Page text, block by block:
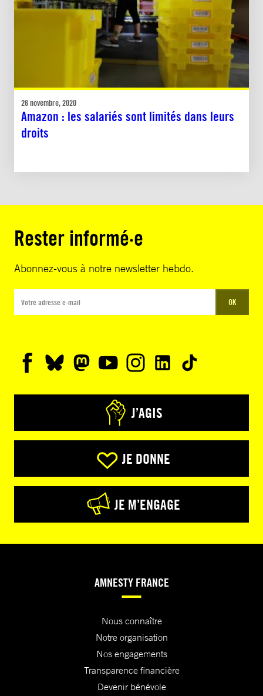
26 novembre, 2020
Amazon : les salariés sont limités dans leurs
droits
Rester informé·e
Abonnez-vous à notre newsletter hebdo.
OK
J’AGIS
JE DONNE
JE M’ENGAGE
AMNESTY FRANCE
Nous connaître
Notre organisation
Nos engagements
Transparence financière
Devenir bénévole